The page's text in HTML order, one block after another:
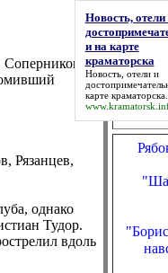
Рязанцев,
однако
Тудор.
вдоль
Новость, отели
и на карте
краматорска
Новость, отели и
карте краматорска.